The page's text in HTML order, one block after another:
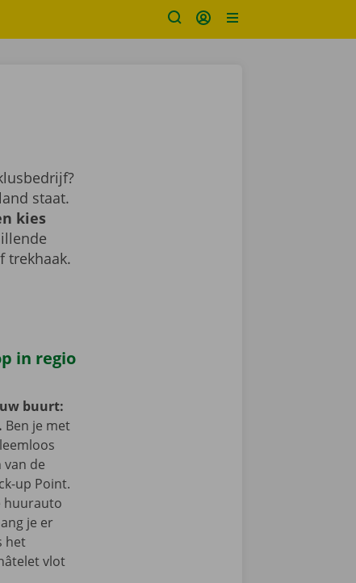
staat.
kies
trekhaak.
in regio
buurt:
Ben je met
de
up Point.
huurauto
je er
het
vlot